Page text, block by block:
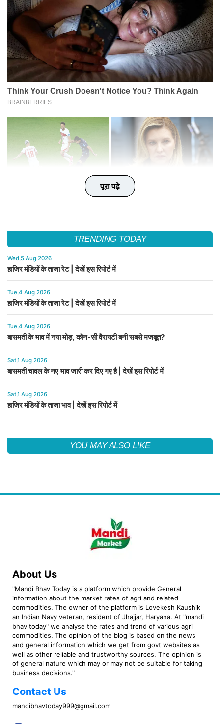
पूरा पढ़े
पूरा पढ़े
पूरा पढ़े
पूरा पढ़े
पूरा पढ़े
TRENDING TODAY
Wed,5 Aug 2026
हाजिर मंडियों के ताजा रेट | देखें इस रिपोर्ट में
Tue,4 Aug 2026
हाजिर मंडियों के ताजा रेट | देखें इस रिपोर्ट में
Tue,4 Aug 2026
बासमती के भाव में नया मोड़, कौन-सी वैरायटी बनी सबसे मजबूत?
Sat,1 Aug 2026
बासमती चावल के नए भाव जारी कर दिए गए है | देखें इस रिपोर्ट में
Sat,1 Aug 2026
हाजिर मंडियों के ताजा भाव | देखें इस रिपोर्ट में
YOU MAY ALSO LIKE
About Us
"Mandi Bhav Today is a platform which provide General
information about the market rates of agri and related
commodities. The owner of the platform is Lovekesh Kaushik
an Indian Navy veteran, resident of Jhajjar, Haryana. At "mandi
bhav today" we analyse the rates and trend of various agri
commodities. The opinion of the blog is based on the news
and general information which we get from govt websites as
well as other reliable and trustworthy sources. The opinion is
of general nature which may or may not be suitable for taking
business decisions."
Contact Us
mandibhavtoday999@gmail.com